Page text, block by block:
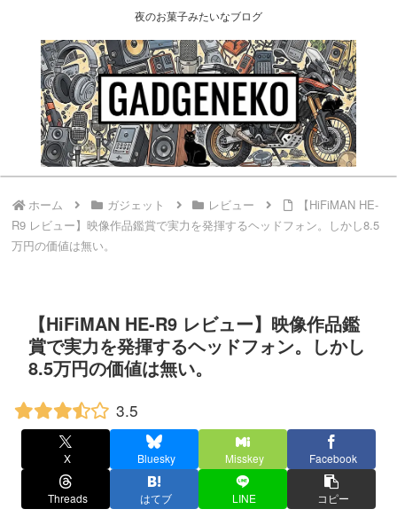
夜のお菓子みたいなブログ
ホーム ガジェット レビュー
【HiFiMAN HE-
R9 レビュー】映像作品鑑賞で実力を発揮するヘッドフォン。しかし8.5
万円の価値は無い。
【HiFiMAN HE-R9 レビュー】映像作品鑑
賞で実力を発揮するヘッドフォン。しかし
8.5万円の価値は無い。
3.5
X Bluesky Misskey Facebook
Threads はてブ LINE コピー